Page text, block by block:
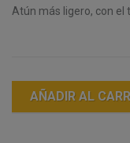
Atún más ligero, con el
AÑADIR AL